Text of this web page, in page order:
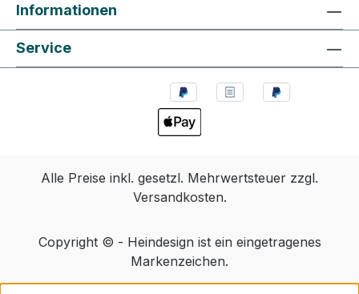
Informationen
Service
Alle Preise inkl. gesetzl. Mehrwertsteuer zzgl.
Versandkosten.
Copyright © - Heindesign ist ein eingetragenes
Markenzeichen.